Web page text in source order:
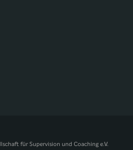
für Supervision und Coaching e.V.